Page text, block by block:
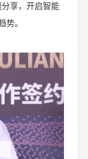
享，开启智能
势。